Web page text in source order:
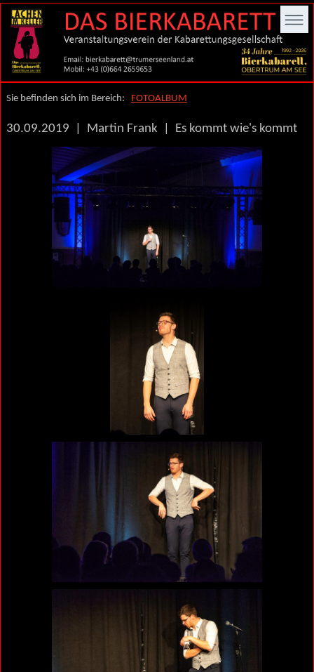
Sie befinden sich im Bereich: FOTOALBUM
30.09.2019 | Martin Frank | Es kommt wie's kommt